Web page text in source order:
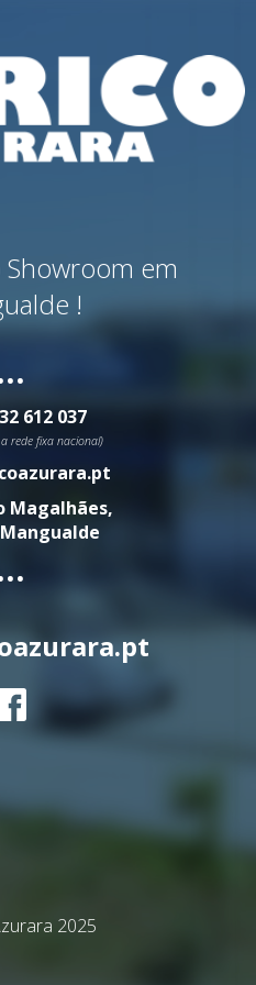
em
!
612 037
rede fixa nacional)
Magalhães,
2025